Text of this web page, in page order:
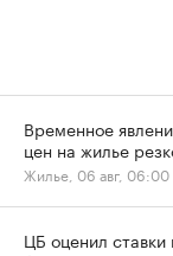
Временное
цен на жилье
Жилье, 06 авг, 06:00
ЦБ оценил ставки